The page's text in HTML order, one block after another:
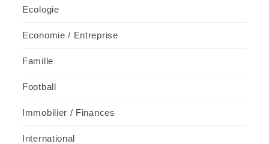
Ecologie
Economie / Entreprise
Famille
Football
Immobilier / Finances
International